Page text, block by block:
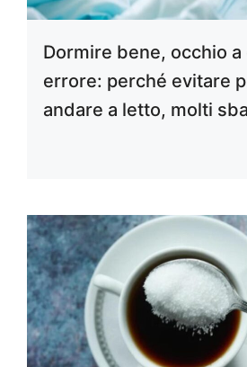
Dormire bene, occhio a
errore: perché evitare
andare a letto, molti